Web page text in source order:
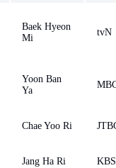
Baek Hyeon
Mi
tvN
Yoon Ban
Ya
Chae Yoo Ri
Jang Ha Ri KBS